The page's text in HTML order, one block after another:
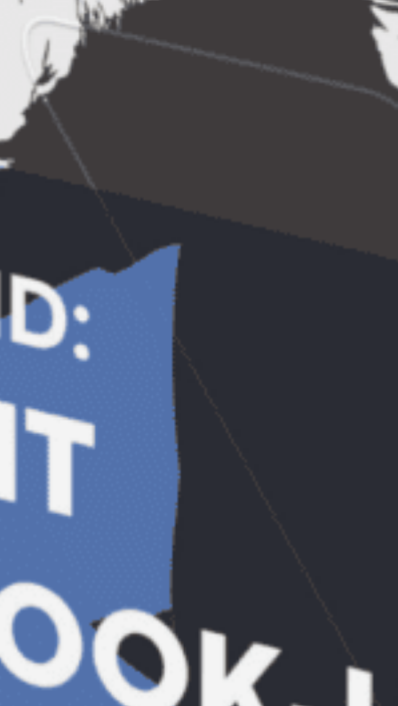
Toate detaliile despre intalniri, despre
procedura de inscriere si tot ce trebuie sa
stie participantii,le veti gasi in documentul
dedicat participantilor
Inscrieri pentru Empower Live! 21
septembrie: TOATE LOCURILE OCUPATE
Inscrierile s-au inchis, toate locurile au fost
ocupate.
2-3. Gabriela Valeria Petrea (plus o
persoana)
4. Sorina Adriana Enea
5-6. Valentina Simbotin (plus o persoana)
7. Marius Stan
8. Anca Mihaela Glodea
9. Rodica Balasa Zenaida
persoana)
12. Gabriela Vasiliu
13-14. Melania Lungu (plus o persoana)
16-17. Valentina Iulia Nedelea (plus o
persoana)
18. Andreea Vasilache
19. Andreea Ligia Popa
20-21. Iulia Stoica (plus o persoana)
Pe lista de asteptare (vor fi invitati sa
participe daca renunta cineva): Carmen
Bujor (plus o persoana), Cristian Chicus,
Sherban-Christian Niculescu (plus o
persoana).